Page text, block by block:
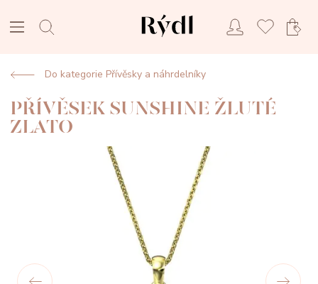
Do kategorie Přívěsky a náhrdelníky
PŘÍVĚSEK SUNSHINE ŽLUTÉ
ZLATO